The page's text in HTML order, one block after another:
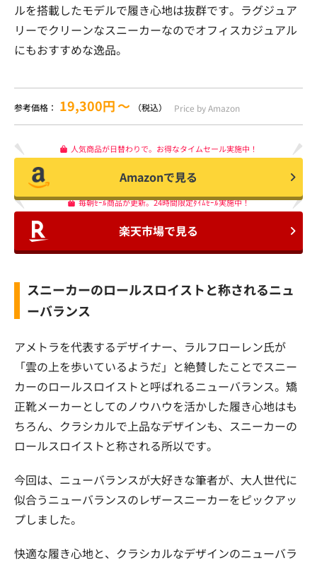
ルを搭載したモデルで履き心地は抜群です。ラグジュア
リーでクリーンなスニーカーなのでオフィスカジュアル
にもおすすめな逸品。
参考価格： 19,300円〜 （税込） Price by Amazon
人気商品が日替わりで。お得なタイムセール実施中！
Amazonで見る
毎朝ｾｰﾙ商品が更新。24時間限定ﾀｲﾑｾｰﾙ実施中！
楽天市場で見る
スニーカーのロールスロイストと称されるニュ
ーバランス
アメトラを代表するデザイナー、ラルフローレン氏が
「雲の上を歩いているようだ」と絶賛したことでスニー
カーのロールスロイストと呼ばれるニューバランス。矯
正靴メーカーとしてのノウハウを活かした履き心地はも
ちろん、クラシカルで上品なデザインも、スニーカーの
ロールスロイストと称される所以です。
今回は、ニューバランスが大好きな筆者が、大人世代に
似合うニューバランスのレザースニーカーをピックアッ
プしました。
快適な履き心地と、クラシカルなデザインのニューバラ